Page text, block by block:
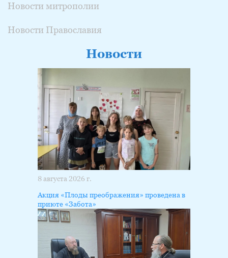
Новости митрополии
Новости Православия
Новости
8 августа 2026 г.
Акция «Плоды преображения» проведена в
приюте «Забота»